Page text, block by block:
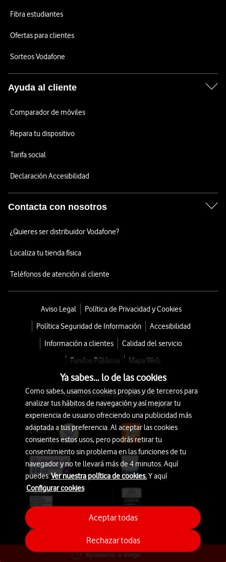
Ayúdame a elegir
Fibra estudiantes
Ofertas para clientes
Sorteos Vodafone
Ayuda al cliente
Comparador de móviles
Repara tu dispositivo
Tarifa social
Declaración Accesibilidad
Contacta con nosotros
¿Quieres ser distribuidor Vodafone?
Localiza tu tienda física
Teléfonos de atención al cliente
Aviso Legal
Política de Privacidad y Cookies
Política Seguridad de Información
Accesibilidad
Información a clientes
Calidad del servicio
Fondos Públicos
Mapa Web
© 2026 Vodafone España S.A.U.
Avda. América 115, 28042 Madrid
Ya sabes... lo de las cookies
Como sabes, usamos cookies propias y de terceros para
analizar tus hábitos de navegación y así mejorar tu
experiencia de usuario ofreciendo una publicidad más
adaptada a tus preferencia. Al aceptar las cookies
consientes estos usos, pero podrás retirar tu
consentimiento sin problema en las funciones de tu
navegador y no te llevará más de 4 minutos. Aquí
puedesVer nuestra política de cookies.Y aquí
Configurar cookies
Rechazar todas
Aceptar todas